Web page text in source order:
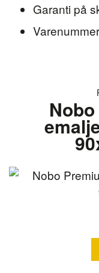
Garanti på